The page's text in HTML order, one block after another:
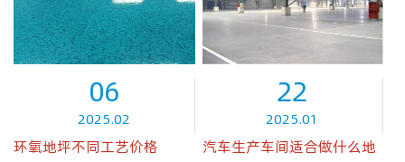
06
2025.02
环氧地坪不同工艺价格
22
2025.01
汽车生产车间适合做什么地